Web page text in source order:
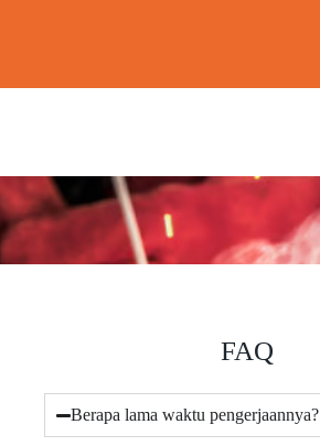
FAQ
Berapa lama waktu pengerjaannya?